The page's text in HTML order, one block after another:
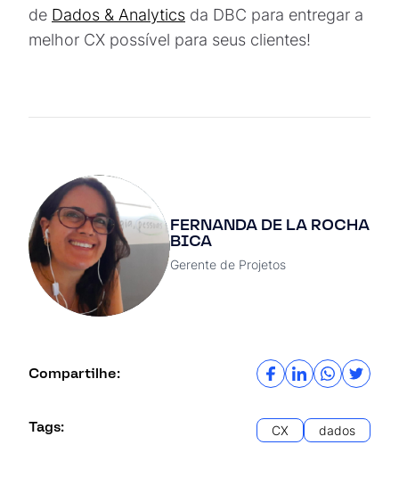
de Dados & Analytics da DBC para entregar a
melhor CX possível para seus clientes!
FERNANDA DE LA ROCHA
BICA
Gerente de Projetos
Compartilhe:
Tags: CX dados